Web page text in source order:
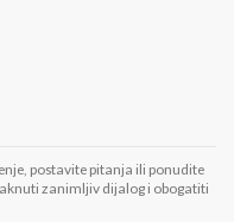
postavite pitanja ili ponudite
zanimljiv dijalog i obogatiti